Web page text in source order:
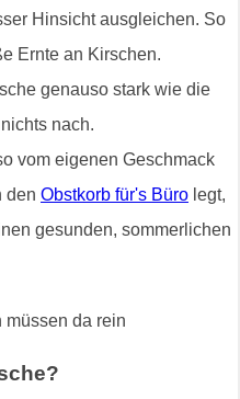
Hinsicht ausgleichen. So
Ernte an Kirschen.
genauso stark wie die
nach.
vom eigenen Geschmack
den Obstkorb für's Büro legt,
gesunden, sommerlichen